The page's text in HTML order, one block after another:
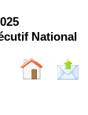
National